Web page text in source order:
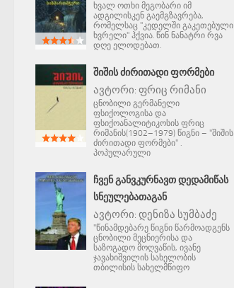
ხვალ ოთხი მეგობარი იმ
ადგილისკენ გაემგზავრება,
რომელსაც "კედელში გაკეთებული
ხვრელი" ჰქვია. წინ ნანატრი რვა
დღე ელოდებათ.
ᲨᲘᲨᲘᲡ ᲫᲘᲠᲘᲗᲐᲓᲘ ᲤᲝᲠᲛᲔᲑᲘ
ავტორი: ფრიც რიმანი
ცნობილი გერმანელი
ფსიქოლოგისა და
ფსიქოანალიტიკოსის ფრიც
რიმანის(1902–1979) წიგნი – "შიშის
ძირითადი ფორმები" .
პოპულარული
ᲩᲕᲔᲜ ᲒᲐᲜᲕᲙᲣᲠᲜᲐᲕᲗ ᲓᲔᲓᲐᲛᲘᲬᲐᲡ
ᲡᲜᲔᲣᲚᲔᲑᲐᲗᲐᲒᲐᲜ
ავტორი: დენიზა სუმბაძე
"წინამდებარე წიგნი წარმოადგენს
ცნობილი მეცნიერისა და
საზოგადო მოღვაწის, ივანე
ჯავახიშვილის სახელობის
თბილისის სახელმწიფო